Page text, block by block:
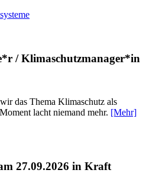
/ Klimaschutzmanager*in
das Thema Klimaschutz als
lacht niemand mehr. [Mehr]
27.09.2026 in Kraft